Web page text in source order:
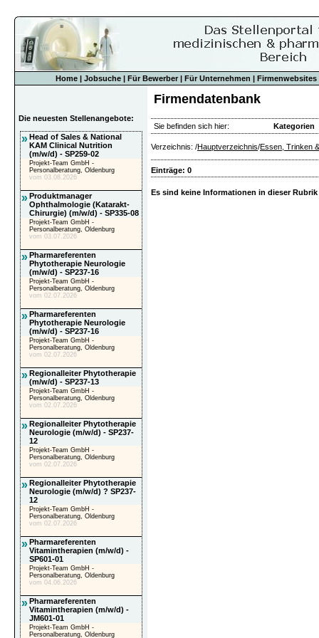
Home| Jobsuche| Für Bewerber| Für Unternehmen | Firmenwebsites
Die neuesten Stellenangebote:
»Head of Sales & National
KAM Clinical Nutrition
(m/w/d) - SP259-02
Projekt-Team GmbH -
Personalberatung, Oldenburg
vom 03.08.2026
»Produktmanager
Ophthalmologie (Katarakt-
Chirurgie) (m/w/d) - SP335-08
Projekt-Team GmbH -
Personalberatung, Oldenburg
vom 03.07.2026
»Pharmareferenten
Phytotherapie Neurologie
(m/w/d) - SP237-16
Projekt-Team GmbH -
Personalberatung, Oldenburg
vom 02.07.2026
»Pharmareferenten
Phytotherapie Neurologie
(m/w/d) - SP237-16
Projekt-Team GmbH -
Personalberatung, Oldenburg
vom 02.07.2026
»Regionalleiter Phytotherapie
(m/w/d) - SP237-13
Projekt-Team GmbH -
Personalberatung, Oldenburg
vom 02.07.2026
»Regionalleiter Phytotherapie
Neurologie (m/w/d) - SP237-
12
Projekt-Team GmbH -
Personalberatung, Oldenburg
vom 02.07.2026
»Regionalleiter Phytotherapie
Neurologie (m/w/d) ? SP237-
12
Projekt-Team GmbH -
Personalberatung, Oldenburg
vom 02.07.2026
»Pharmareferenten
Vitamintherapien (m/w/d) -
SP601-01
Projekt-Team GmbH -
Personalberatung, Oldenburg
vom 04.06.2026
»Pharmareferenten
Vitamintherapien (m/w/d) -
JM601-01
Projekt-Team GmbH -
Personalberatung, Oldenburg
Firmendatenbank
Sie befinden sich hier: Kategorien
Verzeichnis: /Hauptverzeichnis/Essen, Trinken
Einträge: 0
Es sind keine Informationen in dieser